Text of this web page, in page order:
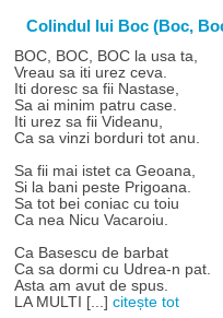
Colindul lui Boc (Boc,
BOC, BOC, BOC la usa ta,
Vreau sa iti urez ceva.
Iti doresc sa fii Nastase,
Sa ai minim patru case.
Iti urez sa fii Videanu,
Ca sa vinzi borduri tot anu.
Sa fii mai istet ca Geoana,
Si la bani peste Prigoana.
Sa tot bei coniac cu toiu
Ca nea Nicu Vacaroiu.
Ca Basescu de barbat
Ca sa dormi cu Udrea-n pat.
Asta am avut de spus.
LA MULTI [...]citește tot